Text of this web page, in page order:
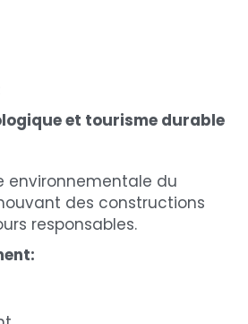
et tourisme durable
environnementale du
des constructions
responsables.